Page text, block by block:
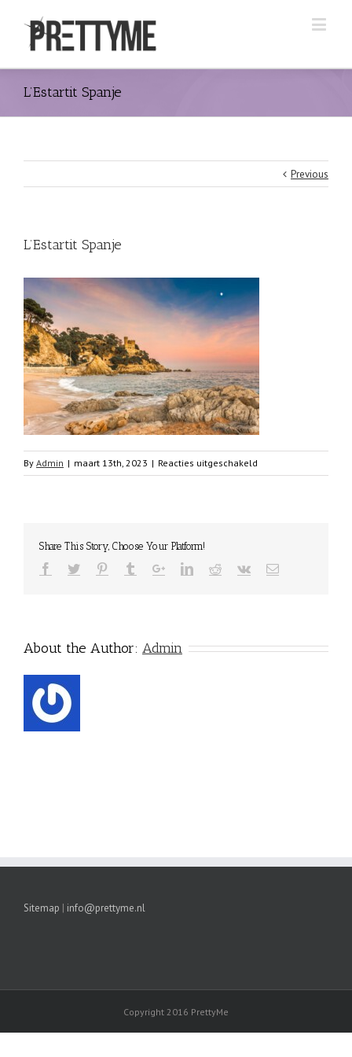
L’Estartit Spanje
Previous
L’Estartit Spanje
By Admin | maart 13th, 2023 | Reacties uitgeschakeld
L’Estartit
Share This Story, Choose Your Platform!
About the Author: Admin
Sitemap | info@prettyme.nl
Copyright 2016 PrettyMe